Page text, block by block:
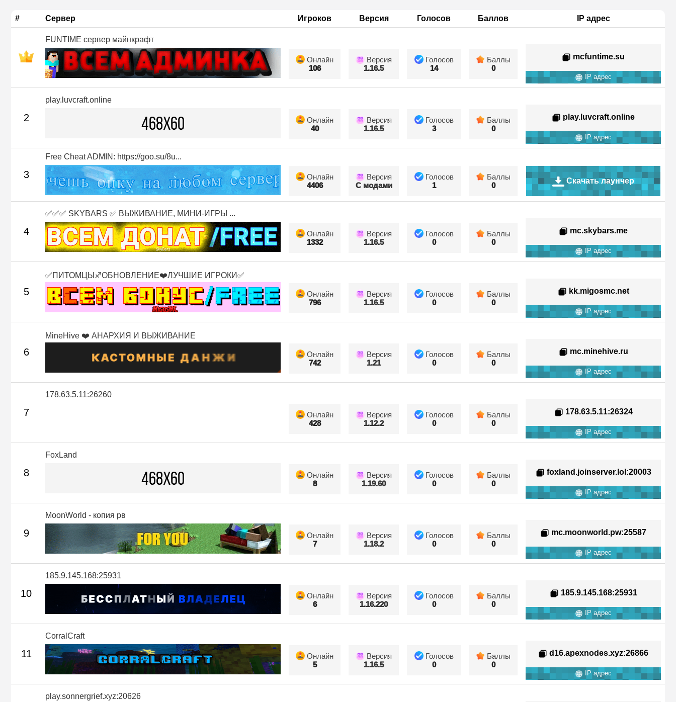
# Сервер Игроков Версия Голосов Баллов IP адрес
FUNTIME сервер майнкрафт
Онлайн
106
Версия
1.16.5
Голосов
14
Баллы
0
mcfuntime.su
IP адрес
2
play.luvcraft.online
Онлайн
40
Версия
1.16.5
Голосов
3
Баллы
0
play.luvcraft.online
IP адрес
3
Free Cheat ADMIN: https://goo.su/8u...
Онлайн
4406
Версия
С модами
Голосов
1
Баллы
0
Скачать лаунчер
4
✅✅✅ SKYBARS ✅ ВЫЖИВАНИЕ, МИНИ-ИГРЫ ...
Онлайн
1332
Версия
1.16.5
Голосов
0
Баллы
0
mc.skybars.me
IP адрес
5
✅ПИТОМЦЫ♐ОБНОВЛЕНИЕ❤️ЛУЧШИЕ ИГРОКИ✅
Онлайн
796
Версия
1.16.5
Голосов
0
Баллы
0
kk.migosmc.net
IP адрес
6
MineHive ❤️ АНАРХИЯ И ВЫЖИВАНИЕ
Онлайн
742
Версия
1.21
Голосов
0
Баллы
0
mc.minehive.ru
IP адрес
7
178.63.5.11:26260
Онлайн
428
Версия
1.12.2
Голосов
0
Баллы
0
178.63.5.11:26324
IP адрес
8
FoxLand
Онлайн
8
Версия
1.19.60
Голосов
0
Баллы
0
foxland.joinserver.lol :20003
IP адрес
9
MoonWorld - копия рв
Онлайн
7
Версия
1.18.2
Голосов
0
Баллы
0
mc.moonworld.pw:25587
IP адрес
10
185.9.145.168:25931
Онлайн
6
Версия
1.16.220
Голосов
0
Баллы
0
185.9.145.168:25931
IP адрес
11
CorralCraft
Онлайн
5
Версия
1.16.5
Голосов
0
Баллы
0
d16.apexnodes.xyz:26866
IP адрес
play.sonnergrief.xyz:20626